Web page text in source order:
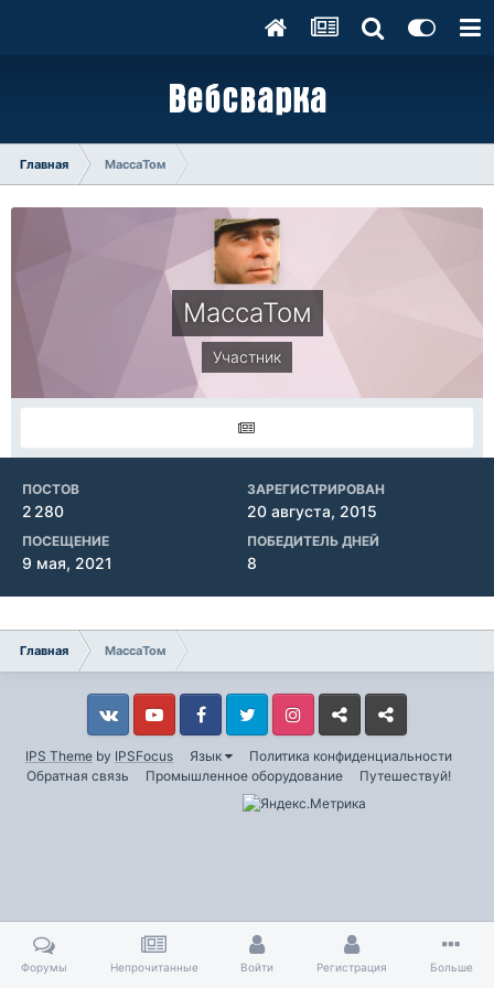
Главная МассаТом
МассаТом
Участник
ПОСТОВ
2 280
ЗАРЕГИСТРИРОВАН
20 августа, 2015
ПОСЕЩЕНИЕ
9 мая, 2021
ПОБЕДИТЕЛЬ ДНЕЙ
8
Главная МассаТом
IPS Theme by IPSFocus Язык
Политика конфиденциальности
Обратная связь
Промышленное оборудование Путешествуй!
VkontakteYouTube FacebookTwitter InstagramLivejournalOdnoklassniki
Форумы Непрочитанные Войти Регистрация Больше